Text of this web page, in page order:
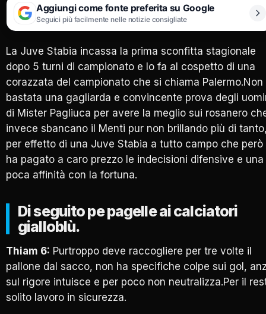
Aggiungi come fonte preferita su Google
Seguici più facilmente nelle notizie consigliate
La Juve Stabia incassa la prima sconfitta stagionale
dopo 5 turni di campionato e lo fa al cospetto di una
corazzata del campionato che si chiama Palermo.Non
bastata una gagliarda e convincente prova degli
di Mister Pagliuca per avere la meglio sui rosanero
invece sbancano il Menti pur non brillando più di
per effetto di una Juve Stabia a tutto campo che però
ha pagato a caro prezzo le indecisioni difensive e una
poca affinità con la fortuna.
Di seguito pe pagelle ai calciatori
gialloblù.
Thiam 6: Purtroppo deve raccogliere per tre volte il
pallone dal sacco, non ha specifiche colpe sui gol,
sul rigore intuisce e per poco non neutralizza.Per il
solito lavoro in sicurezza.